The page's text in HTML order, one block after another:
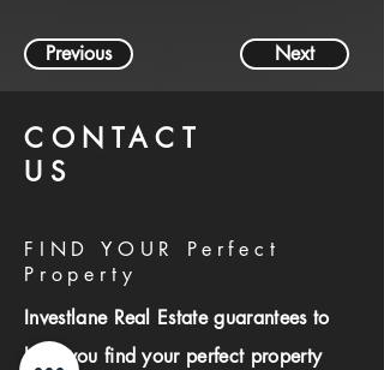
Previous Next
CONTACT
US
FIND YOUR Perfect
Property
Investlane Real Estate guarantees to
help you find your perfect property